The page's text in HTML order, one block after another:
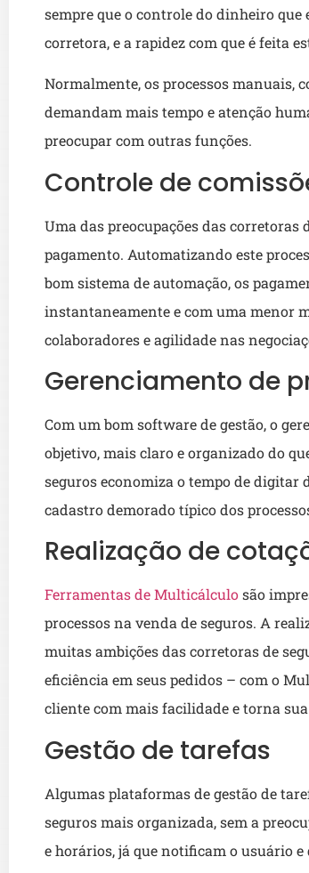
sempre que o controle do dinheiro que
corretora, e a rapidez com que é feita
Normalmente, os processos manuais,
demandam mais tempo e atenção
preocupar com outras funções.
Controle de
Uma das preocupações das corretoras
pagamento. Automatizando este
bom sistema de automação, os
instantaneamente e com uma menor
colaboradores e agilidade nas
Gerenciamento de
Com um bom software de gestão, o
objetivo, mais claro e organizado do
seguros economiza o tempo de digitar
cadastro demorado típico dos
Realização de
Ferramentas de Multicálculosão
processos na venda de seguros. A
muitas ambições das corretoras de
eficiência em seus pedidos – com o
cliente com mais facilidade e torna
Gestão de tarefas
Algumas plataformas de gestão de
seguros mais organizada, sem a
e horários, já que notificam o usuário